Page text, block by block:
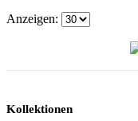
Anzeigen:
Kollektionen